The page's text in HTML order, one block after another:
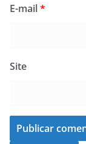
E-mail*
Site